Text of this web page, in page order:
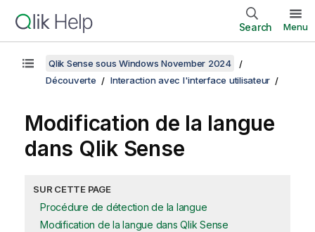
Search Menu
Qlik Sense sous Windows November 2024
Découverte
Interaction avec l'interface utilisateur
Modification de la langue
dans Qlik Sense
SUR CETTE PAGE
Procédure de détection de la langue
Modification de la langue dans Qlik Sense